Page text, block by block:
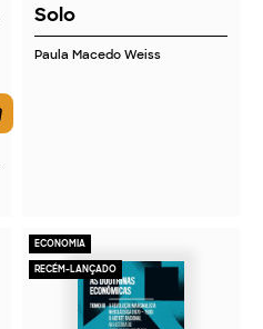
Solo
Paula Macedo Weiss
ECONOMIA
RECÉM-LANÇADO